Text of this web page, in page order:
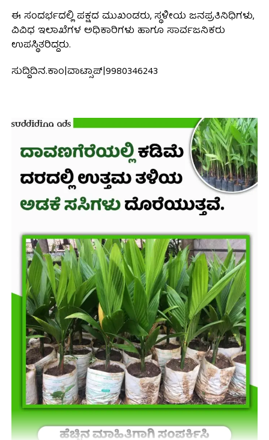
ಈ ಸಂದರ್ಭದಲ್ಲಿ ಪಕ್ಷದ ಮುಖಂಡರು, ಸ್ಥಳೀಯ ಜನಪ್ರತಿನಿಧಿಗಳು,
ವಿವಿಧ ಇಲಾಖೆಗಳ ಅಧಿಕಾರಿಗಳು ಹಾಗೂ ಸಾರ್ವಜನಿಕರು
ಉಪಸ್ಥಿತರಿದ್ದರು.
ಸುದ್ದಿದಿನ.ಕಾಂ|ವಾಟ್ಸಾಪ್|9980346243